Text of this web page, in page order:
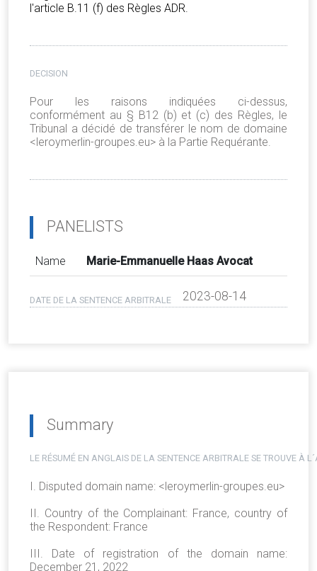
l'article B.11 (f) des Règles ADR.
DECISION
Pour les raisons indiquées ci-dessus,
conformément au § B12 (b) et (c) des Règles, le
Tribunal a décidé de transférer le nom de domaine
<leroymerlin-groupes.eu> à la Partie Requérante.
PANELISTS
Name Marie-Emmanuelle Haas Avocat
DATE DE LA SENTENCE ARBITRALE 2023-08-14
Summary
LE RÉSUMÉ EN ANGLAIS DE LA SENTENCE ARBITRALE SE TROUVE À
I. Disputed domain name: <leroymerlin-groupes.eu>
II. Country of the Complainant: France, country of
the Respondent: France
III. Date of registration of the domain name:
December 21, 2022